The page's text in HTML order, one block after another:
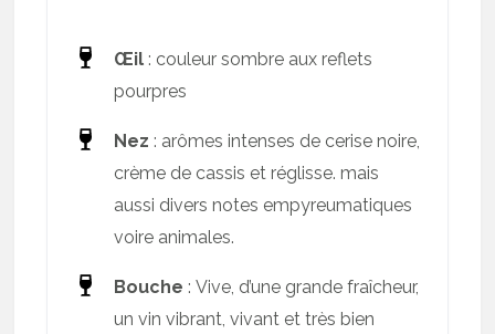
Œil: couleur sombre aux reflets
pourpres
Nez : arômes intenses de cerise noire,
crème de cassis et réglisse. mais
aussi divers notes empyreumatiques
voire animales.
Bouche : Vive, d’une grande fraîcheur,
un vin vibrant, vivant et très bien